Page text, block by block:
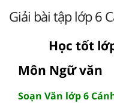
Giải bài tập lớp 6
Học tốt
Môn Ngữ văn
Soạn Văn lớp 6